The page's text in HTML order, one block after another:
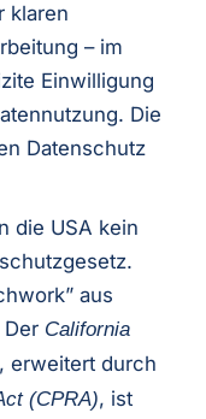
klaren
– im
Einwilligung
Die
Datenschutz
die USA kein
aus
California
, erweitert durch
(CPRA), ist